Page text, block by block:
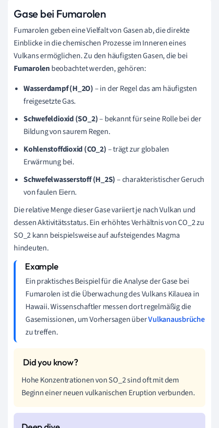
Gase bei Fumarolen
Fumarolen geben eine Vielfalt von Gasen ab, die direkte
Einblicke in die chemischen Prozesse im Inneren eines
Vulkans ermöglichen. Zu den häufigsten Gasen, die bei
Fumarolenbeobachtet werden, gehören:
Wasserdampf (H_2O)– in der Regel das am häufigsten
freigesetzte Gas.
Schwefeldioxid (SO_2)– bekannt für seine Rolle bei der
Bildung von saurem Regen.
Kohlenstoffdioxid (CO_2)– trägt zur globalen
Erwärmung bei.
Schwefelwasserstoff (H_2S)– charakteristischer Geruch
von faulen Eiern.
Die relative Menge dieser Gase variiert je nach Vulkan und
dessen Aktivitätsstatus. Ein erhöhtes Verhältnis von CO_2 zu
SO_2 kann beispielsweise auf aufsteigendes Magma
hindeuten.
Ein praktisches Beispiel für die Analyse der Gase bei
Fumarolen ist die Überwachung des Vulkans Kilauea in
Hawaii. Wissenschaftler messen dort regelmäßig die
Gasemissionen, um Vorhersagen überVulkanausbrüche
zu treffen.
Hohe Konzentrationen von SO_2 sind oft mit dem
Beginn einer neuen vulkanischen Eruption verbunden.